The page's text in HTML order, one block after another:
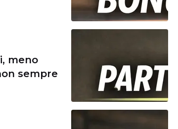
meno
sempre